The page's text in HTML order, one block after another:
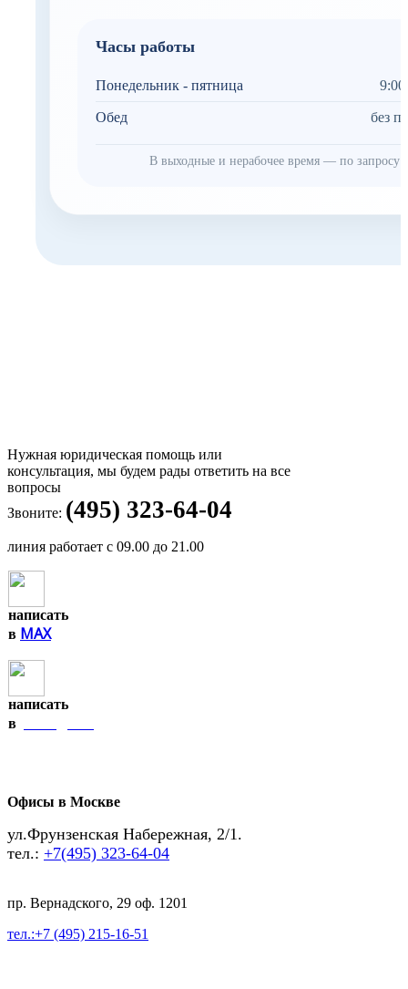
Часы работы
Понедельник - пятница
Обед без
В выходные и нерабочее время — по запросу
Нужная юридическая помощь или
консультация, мы будем рады ответить на все
вопросы
Звоните: (495) 323-64-04
линия работает с 09.00 до 21.00
написать
в MAX
написать
в
Офисы в Москве
ул.Фрунзенская Набережная, 2/1.
тел.: +7(495) 323-64-04
пр. Вернадского, 29 оф. 1201
тел.:+7 (495) 215-16-51